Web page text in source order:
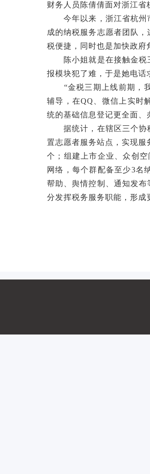
财务人员陈倩倩面对浙江
今年以来，浙江省杭州市
成的纳税服务志愿者团队
税便捷，同时也是加快政
陈小姐就是在接触金税三
报模块犯了难，于是她电
“金税三期上线前期，我
辅导，在QQ、微信上实时
统的基础信息登记更全面
据统计，在辖区三个协税
置志愿者服务站点，实现服
个；组建上市企业、众创
网络，每个群配备至少3名
帮助、舆情控制、通知发
分发挥税务服务职能，形